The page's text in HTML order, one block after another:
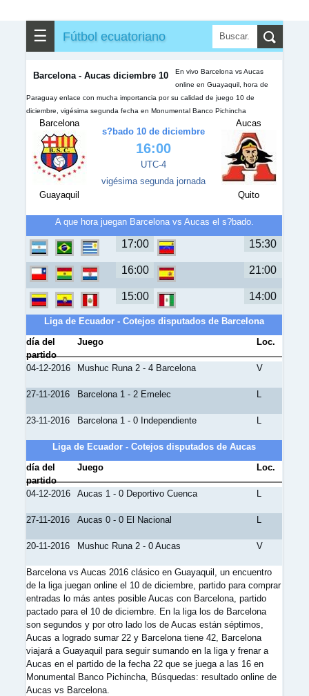
☰ Fútbol ecuatoriano
Barcelona - Aucas diciembre 10
En vivo Barcelona vs Aucas
online en Guayaquil, hora de
Paraguay enlace con mucha importancia por su calidad de juego 10 de
diciembre, vigésima segunda fecha en Monumental Banco Pichincha
Barcelona
Guayaquil
s?bado 10 de diciembre
16:00
UTC-4
vigésima segunda jornada
Aucas
Quito
A que hora juegan Barcelona vs Aucas el s?bado.
17:00 15:30
16:00 21:00
15:00 14:00
Liga de Ecuador - Cotejos disputados de Barcelona
día del
partido
Juego Loc.
04-12-2016 Mushuc Runa 2 - 4 Barcelona V
27-11-2016 Barcelona 1 - 2 Emelec L
23-11-2016 Barcelona 1 - 0 Independiente L
Liga de Ecuador - Cotejos disputados de Aucas
día del
partido
Juego Loc.
04-12-2016 Aucas 1 - 0 Deportivo Cuenca L
27-11-2016 Aucas 0 - 0 El Nacional L
20-11-2016 Mushuc Runa 2 - 0 Aucas V
Barcelona vs Aucas 2016 clásico en Guayaquil, un encuentro
de la liga juegan online el 10 de diciembre, partido para comprar
entradas lo más antes posible Aucas con Barcelona, partido
pactado para el 10 de diciembre. En la liga los de Barcelona
son segundos y por otro lado los de Aucas están séptimos,
Aucas a logrado sumar 22 y Barcelona tiene 42, Barcelona
viajará a Guayaquil para seguir sumando en la liga y frenar a
Aucas en el partido de la fecha 22 que se juega a las 16 en
Monumental Banco Pichincha, Búsquedas: resultado online de
Aucas vs Barcelona.